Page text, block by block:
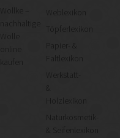
Wollke –
nachhaltige
kaufen
Weblexikon
Töpferlexikon
Papier- &
Faltlexikon
Werkstatt-
&
Holzlexikon
Naturkosmetik-
& Seifenlexikon